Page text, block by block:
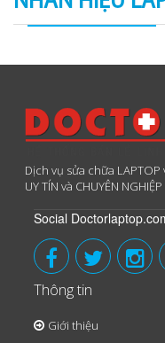
Dịch vụ sửa chữa
UY TÍN và CHUYÊN NGHIỆP
Social
Thông tin
Giới thiệu